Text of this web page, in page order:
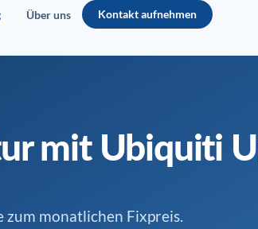
Über uns Kontakt aufnehmen
mit Ubiquiti
monatlichen Fixpreis.